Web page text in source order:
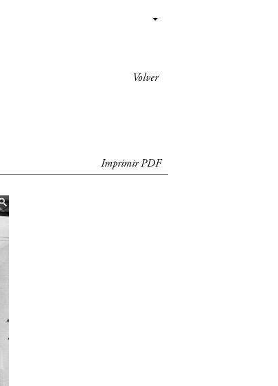
Volver
Imprimir PDF